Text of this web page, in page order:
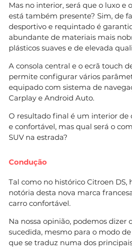
Mas no interior, será que o luxo e
está também presente? Sim, de
desportivo e requintado é
abundante de materiais mais
plásticos suaves e de elevada
A consola central e o ecrã touch
permite configurar vários
equipado com sistema de
Carplay e Android Auto.
O resultado final é um interior de
e confortável, mas qual será o
SUV na estrada?
Condução
Tal como no histórico Citroen DS,
notória desta nova marca
carro confortável.
Na nossa opinião, podemos dizer
sucedida, mesmo para o modo de
que se traduz numa dos